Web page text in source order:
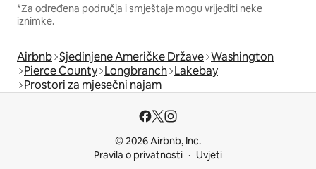
*Za određena područja i smještaje mogu vrijediti neke
iznimke.
Airbnb Sjedinjene Američke Države Washington
Pierce County Longbranch Lakebay
Prostori za mjesečni najam
© 2026 Airbnb, Inc.
Pravila o privatnosti
Uvjeti